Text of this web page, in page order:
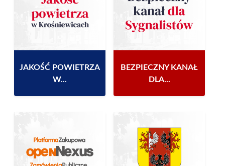
JAKOŚĆ POWIETRZA
W...
BEZPIECZNY KANAŁ
DLA...